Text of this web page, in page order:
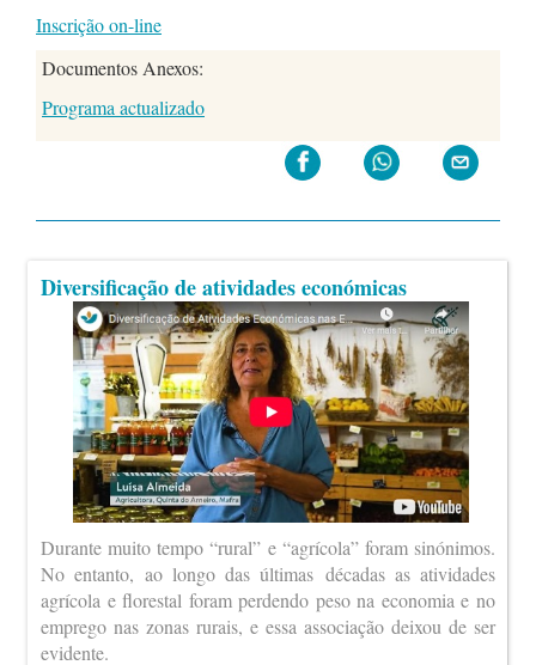
Inscrição on-line
Documentos Anexos:
Programa actualizado
Diversificação de atividades económicas
Durante muito tempo “rural” e “agrícola” foram sinónimos.
No entanto, ao longo das últimas décadas as atividades
agrícola e florestal foram perdendo peso na economia e no
emprego nas zonas rurais, e essa associação deixou de ser
evidente.